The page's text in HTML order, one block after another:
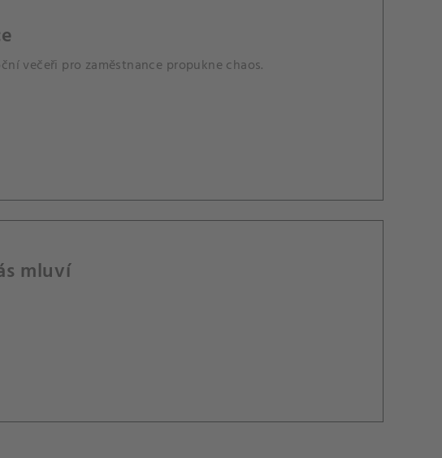
večeři pro zaměstnance propukne chaos.
mluví